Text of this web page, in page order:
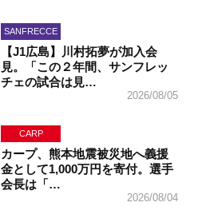
SANFRECCE
【J1広島】川村拓夢が加入会
見。「この２年間、サンフレッ
チェの試合は見…
2026/08/05
CARP
カープ、熊本地震被災地へ義援
金として1,000万円を寄付。選手
会長は「…
2026/08/04